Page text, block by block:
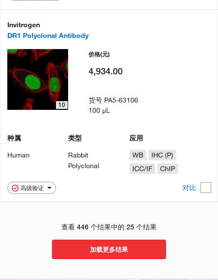
Invitrogen
DR1 Polyclonal Antibody
高级验证 对比
10
种属
Human
类型
Rabbit
Polyclonal
应用
WB
IHC (P)
ICC/IF
ChIP
价格(元)
4,934.00
货号 PA5-63106
100 µL
查看 446 个结果中的 25 个结果
加载更多结果